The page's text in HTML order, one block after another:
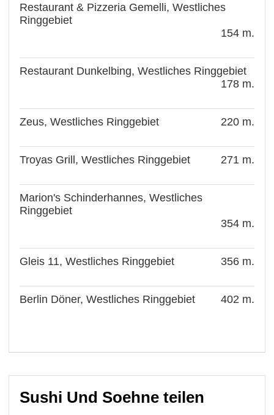
Restaurant & Pizzeria Gemelli, Westliches
Ringgebiet
154 m.
Restaurant Dunkelbing, Westliches Ringgebiet
178 m.
Zeus, Westliches Ringgebiet 220 m.
Troyas Grill, Westliches Ringgebiet 271 m.
Marion's Schinderhannes, Westliches
Ringgebiet
354 m.
Gleis 11, Westliches Ringgebiet 356 m.
Berlin Döner, Westliches Ringgebiet 402 m.
Sushi Und Soehne teilen